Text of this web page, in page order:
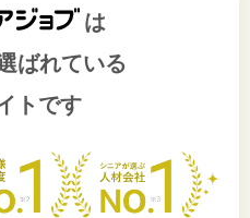
は
ばれている
トです